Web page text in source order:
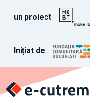
un proiect
Inițiat de